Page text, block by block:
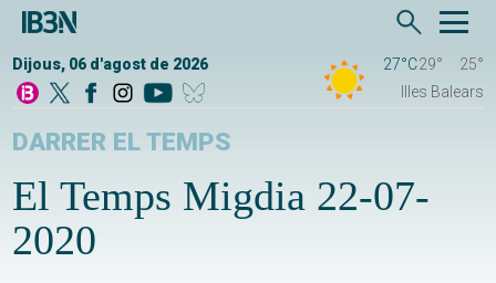
Dijous, 06 d'agost de 2026 27°C29°
25°
Illes Balears
DARRER EL TEMPS
El Temps Migdia 22-07-
2020